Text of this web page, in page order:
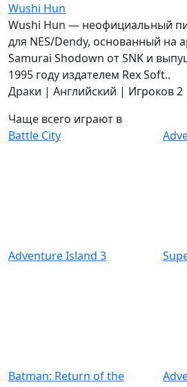
Wushi Hun
Wushi Hun — неофициальный
для NES/Dendy, основанный на
Samurai Shodown от SNK и
1995 году издателем Rex Soft..
Драки | Английский | Игроков 2
Чаще всего играют в
Battle City
Adventure Island 3
Batman: Return of the